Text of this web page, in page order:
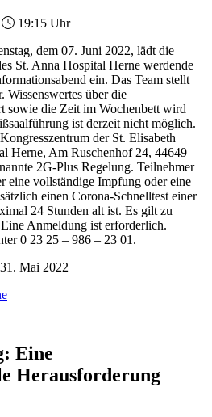
19:15 Uhr
dem 07. Juni 2022, lädt die
St. Anna Hospital Herne werdende
ein. Das Team stellt
Wissenswertes über die
sowie die Zeit im Wochenbett wird
ist derzeit nicht möglich.
der St. Elisabeth
Herne, Am Ruschenhof 24, 44649
2G-Plus Regelung. Teilnehmer
eine vollständige Impfung oder eine
einen Corona-Schnelltest einer
24 Stunden alt ist. Es gilt zu
Anmeldung ist erforderlich.
0 23 25 – 986 – 23 01.
Mai 2022
Eine
Herausforderung